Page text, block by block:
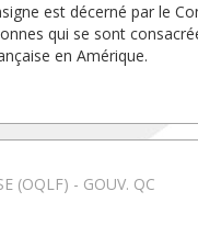
est décerné par le
qui se sont
en Amérique.
(OQLF) - GOUV. QC